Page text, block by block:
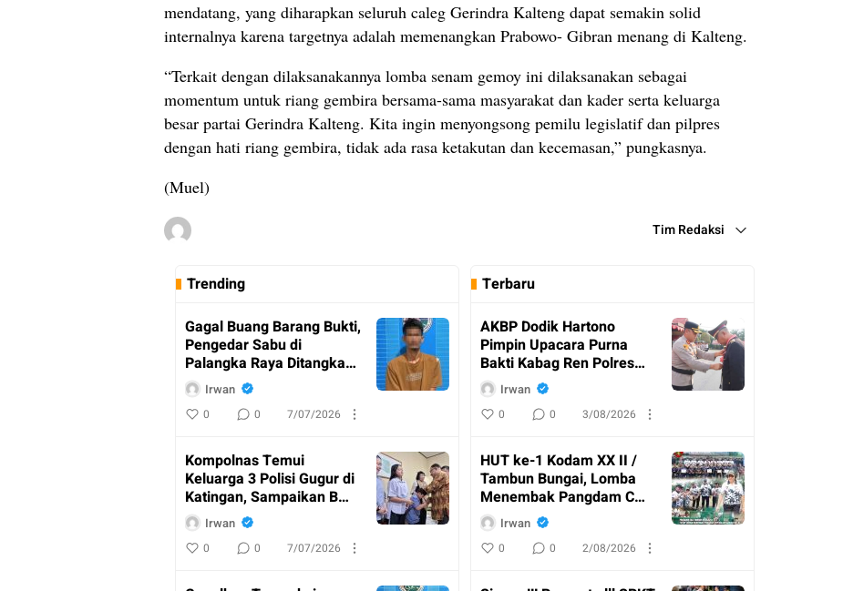
mendatang, yang diharapkan seluruh caleg Gerindra Kalteng dapat semakin solid
internalnya karena targetnya adalah memenangkan Prabowo- Gibran menang di Kalteng.
“Terkait dengan dilaksanakannya lomba senam gemoy ini dilaksanakan sebagai
momentum untuk riang gembira bersama-sama masyarakat dan kader serta keluarga
besar partai Gerindra Kalteng. Kita ingin menyongsong pemilu legislatif dan pilpres
dengan hati riang gembira, tidak ada rasa ketakutan dan kecemasan,” pungkasnya.
(Muel)
Tim Redaksi
AKBP
Trending
Gagal Buang Barang Bukti,
Pengedar Sabu di
Palangka Raya Ditangkap
PolisiIrwan
0 0 7/07/2026
Kompolnas Temui
Keluarga 3 Polisi Gugur di
Katingan, Sampaikan Bela
Sungkawa
Irwan
0 0 7/07/2026
Terbaru
AKBP Dodik Hartono
Pimpin Upacara Purna
Bakti Kabag Ren Polres
Katingan
Irwan
0 0 3/08/2026
HUT ke-1 Kodam XX II /
Tambun Bungai, Lomba
Menembak Pangdam Cup
Resmi Ditutup
Irwan
0 0 2/08/2026